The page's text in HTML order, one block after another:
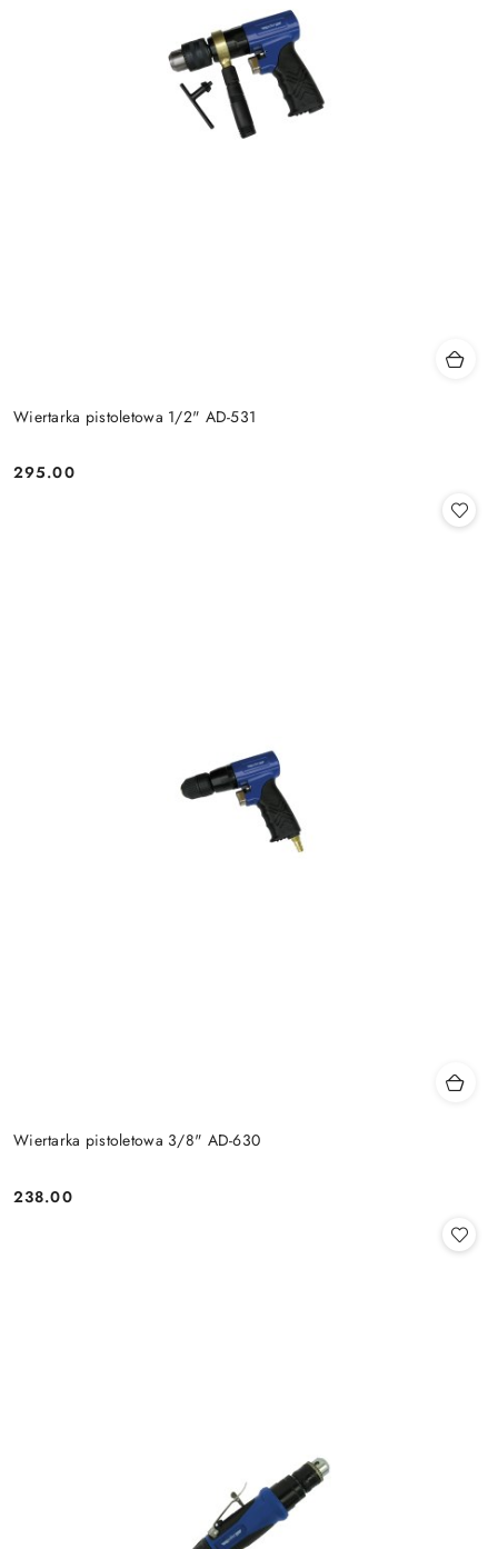
Wiertarka pistoletowa 1/2" AD-531
Cena:
295.00
Wiertarka pistoletowa 3/8" AD-630
Cena:
238.00